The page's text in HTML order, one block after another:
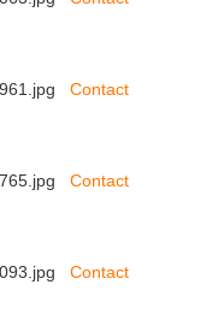
Contact
Contact
Contact